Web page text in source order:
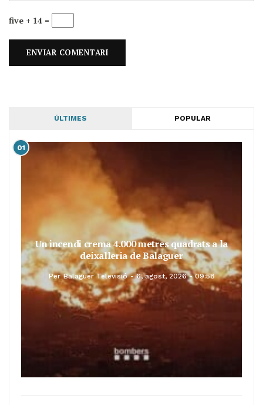
five + 14 =
ÚLTIMES POPULAR
01
Un incendi crema 4.000 metres quadrats a la
deixalleria de Balaguer
Per Balaguer Televisió 6, agost, 2026 - 09:58